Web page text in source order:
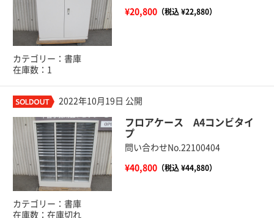
¥20,800（税込 ¥22,880）
カテゴリー：書庫
在庫数：1
2022年10月19日 公開
フロアケース A4コンビタイ
プ
問い合わせNo.22100404
¥40,800（税込 ¥44,880）
カテゴリー：書庫
在庫数：在庫切れ